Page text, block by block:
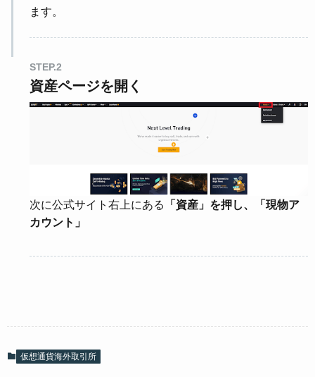
ます。
STEP.2
資産ページを開く
次に公式サイト右上にある
「資産」を押し、「現物ア
カウント」
仮想通貨海外取引所